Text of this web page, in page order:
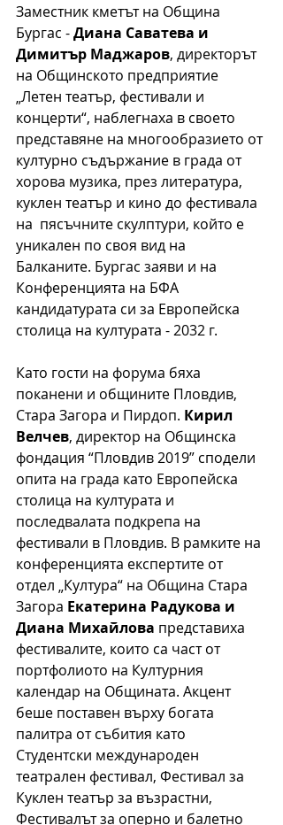
Заместник кметът на Община
Бургас - Диана Саватева и
Димитър Маджаров, директорът
на Общинското предприятие
„Летен театър, фестивали и
концерти“, наблегнаха в своето
представяне на многообразието от
културно съдържание в града от
хорова музика, през литература,
куклен театър и кино до фестивала
на  пясъчните скулптури, който е
уникален по своя вид на
Балканите. Бургас заяви и на
Конференцията на БФА
кандидатурата си за Европейска
столица на културата - 2032 г.
Като гости на форума бяха
поканени и общините Пловдив,
Стара Загора и Пирдоп. Кирил
Велчев, директор на Общинска
фондация “Пловдив 2019” сподели
опита на града като Европейска
столица на културата и
последвалата подкрепа на
фестивали в Пловдив. В рамките на
конференцията експертите от
отдел „Култура“ на Община Стара
Загора Екатерина Радукова и
Диана Михайлова представиха
фестивалите, които са част от
портфолиото на Културния
календар на Общината. Акцент
беше поставен върху богата
палитра от събития като
Студентски международен
театрален фестивал, Фестивал за
Куклен театър за възрастни,
Фестивалът за оперно и балетно